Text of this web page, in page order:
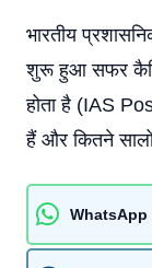
भारतीय
शुरू हुआ सफर
होता है (IAS
हैं और कितने
WhatsApp